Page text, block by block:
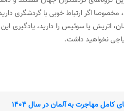
اگر ارتباط خوبی با گردشگری
اتریش یا سوئیس را دارید، یادگیری
نخواهید داشت.
کامل مهاجرت به آلمان در سال ۱۴۰۴